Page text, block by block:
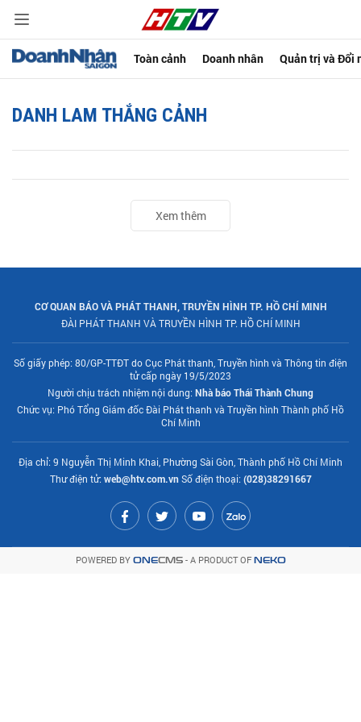
Toàn cảnh Doanh nhân Quản trị và Đổi
DANH LAM THẮNG CẢNH
Xem thêm
CƠ QUAN BÁO VÀ PHÁT THANH, TRUYỀN HÌNH TP. HỒ CHÍ MINH
ĐÀI PHÁT THANH VÀ TRUYỀN HÌNH TP. HỒ CHÍ MINH
Số giấy phép: 80/GP-TTĐT do Cục Phát thanh, Truyền hình và Thông tin điện
tử cấp ngày 19/5/2023
Người chịu trách nhiệm nội dung: Nhà báo Thái Thành Chung
Chức vụ: Phó Tổng Giám đốc Đài Phát thanh và Truyền hình Thành phố Hồ
Chí Minh
Địa chỉ: 9 Nguyễn Thị Minh Khai, Phường Sài Gòn, Thành phố Hồ Chí Minh
Thư điện tử: web@htv.com.vnSố điện thoại: (028)38291667
POWERED BY ONECMS- A PRODUCT OF NEKO